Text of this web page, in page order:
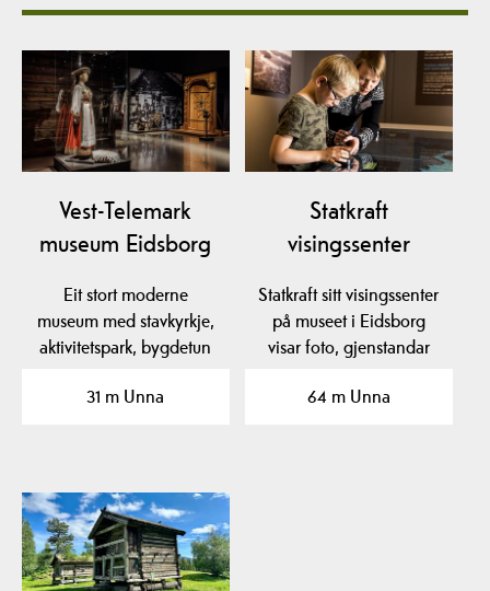
Vest-Telemark
museum Eidsborg
Eit stort moderne
museum med stavkyrkje,
aktivitetspark, bygdetun
31 m Unna
Statkraft
visingssenter
Statkraft sitt visingssenter
på museet i Eidsborg
visar foto, gjenstandar
64 m Unna